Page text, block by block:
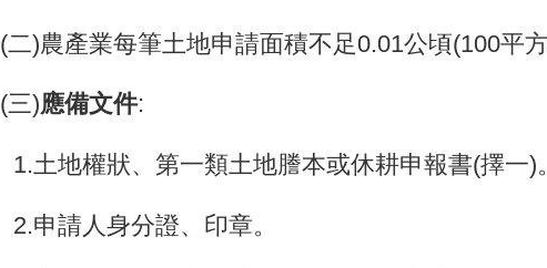
(二)農產業每筆土地申請面積不足0.01公頃(100平
(三)應備文件:
1.土地權狀、第一類土地謄本或休耕申報書(擇一)。
2.申請人身分證、印章。